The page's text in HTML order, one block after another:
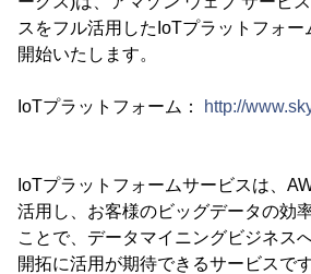
スをフル活用したIoTプラットフォ
開始いたします。
IoTプラットフォーム： http://
IoTプラットフォームサービスは、
活用し、お客様のビッグデータの効
ことで、データマイニングビジネス
開拓に活用が期待できるサービスで